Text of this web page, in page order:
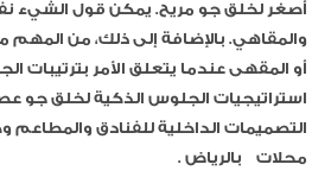
أصغر لخلق جو مريح. يمكن قول الشيء
والمقاهي. بالإضافة إلى ذلك، من
أو المقهى عندما يتعلق الأمر بترتيبات
استراتيجيات الجلوس الذكية لخلق جو
التصميمات الداخلية للفنادق
محلات بالرياض .